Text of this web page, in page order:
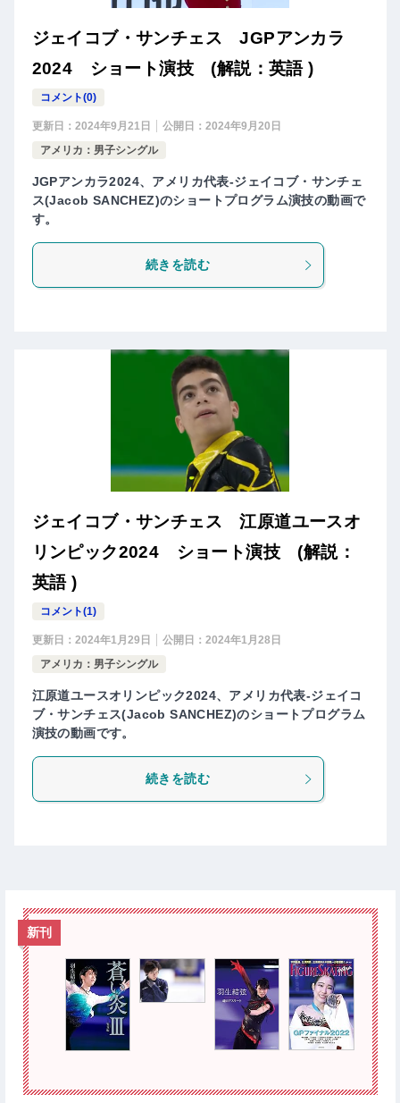
ジェイコブ・サンチェス JGPアンカラ
2024 ショート演技 (解説：英語 )
コメント(0)
更新日： 2024年9月21日 公開日： 2024年9月20日
アメリカ：男子シングル
JGPアンカラ2024、アメリカ代表-ジェイコブ・サンチェ
ス(Jacob SANCHEZ)のショートプログラム演技の動画で
す。
続きを読む
ジェイコブ・サンチェス 江原道ユースオ
リンピック2024 ショート演技 (解説：
英語 )
コメント(1)
更新日： 2024年1月29日 公開日： 2024年1月28日
アメリカ：男子シングル
江原道ユースオリンピック2024、アメリカ代表-ジェイコ
ブ・サンチェス(Jacob SANCHEZ)のショートプログラム
演技の動画です。
続きを読む
新刊